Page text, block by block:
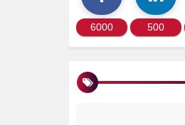
500
6000